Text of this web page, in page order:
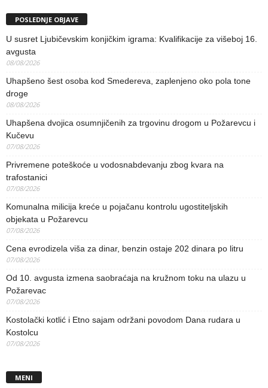
POSLEDNJE OBJAVE
U susret Ljubičevskim konjičkim igrama: Kvalifikacije za višeboj 16.
avgusta
08/08/2026
Uhapšeno šest osoba kod Smedereva, zaplenjeno oko pola tone
droge
08/08/2026
Uhapšena dvojica osumnjičenih za trgovinu drogom u Požarevcu i
Kučevu
07/08/2026
Privremene poteškoće u vodosnabdevanju zbog kvara na
trafostanici
07/08/2026
Komunalna milicija kreće u pojačanu kontrolu ugostiteljskih
objekata u Požarevcu
07/08/2026
Cena evrodizela viša za dinar, benzin ostaje 202 dinara po litru
07/08/2026
Od 10. avgusta izmena saobraćaja na kružnom toku na ulazu u
Požarevac
07/08/2026
Kostolački kotlić i Etno sajam održani povodom Dana rudara u
Kostolcu
07/08/2026
MENI